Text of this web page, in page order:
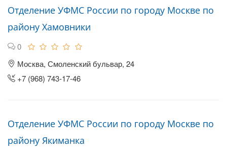
Отделение УФМС России по городу Москве по
району Хамовники
0
Москва, Смоленский бульвар, 24
+7 (968) 743-17-46
Отделение УФМС России по городу Москве по
району Якиманка